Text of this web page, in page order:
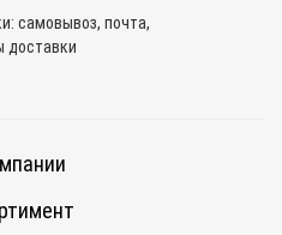
самовывоз, почта,
доставки